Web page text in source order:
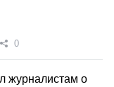
0
журналистам о